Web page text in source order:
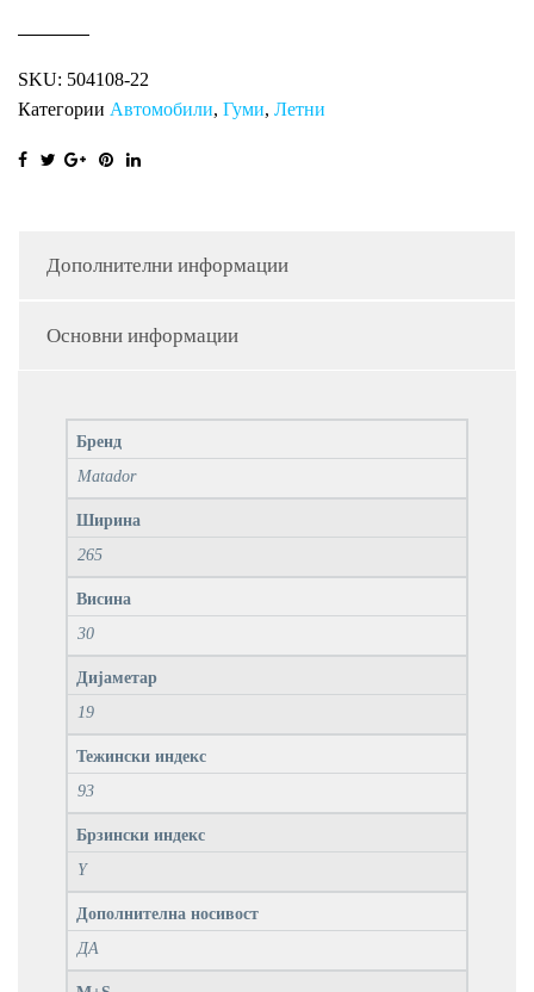
3
XL
FR
SKU: 504108-22
Категории Автомобили, Гуми, Летни
Дополнителни информации
Основни информации
Бренд
Matador
Ширина
265
Висина
30
Дијаметар
19
Тежински индекс
93
Брзински индекс
Y
Дополнителна носивост
ДА